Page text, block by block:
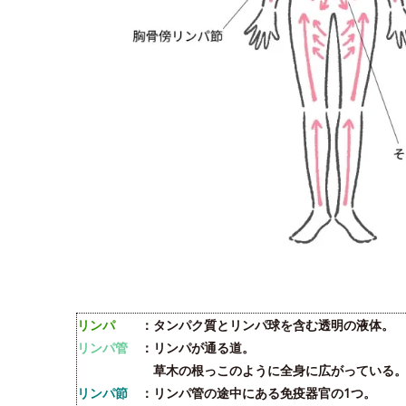
リンパ：タンパク質とリンパ球を含む透明の液体。
リンパ管 ：リンパが通る道。
草木の根っこのように全身に広がっている。
リンパ節 ：リンパ管の途中にある免疫器官の1つ。